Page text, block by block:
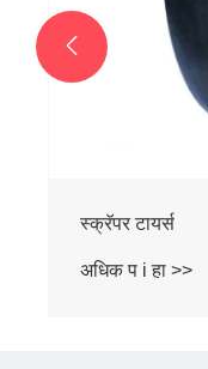
स्क्रॅपर टायर्स
अधिक प i हा >>
